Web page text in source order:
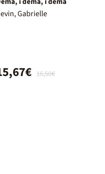
Gabrielle
16,50€